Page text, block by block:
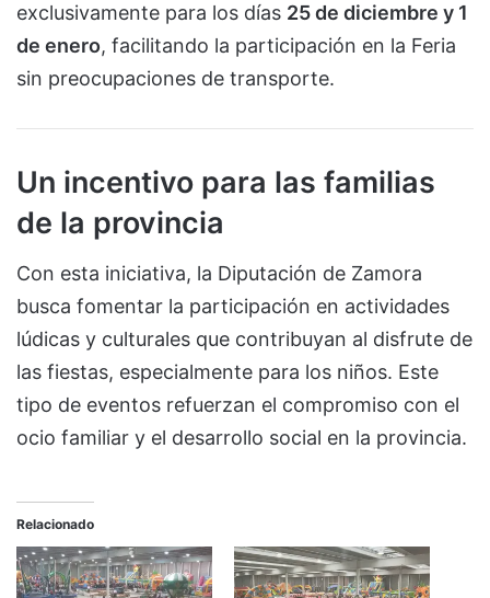
exclusivamente para los días 25 de diciembre y 1
de enero, facilitando la participación en la Feria
sin preocupaciones de transporte.
Un incentivo para las familias
de la provincia
Con esta iniciativa, la Diputación de Zamora
busca fomentar la participación en actividades
lúdicas y culturales que contribuyan al disfrute de
las fiestas, especialmente para los niños. Este
tipo de eventos refuerzan el compromiso con el
ocio familiar y el desarrollo social en la provincia.
Relacionado